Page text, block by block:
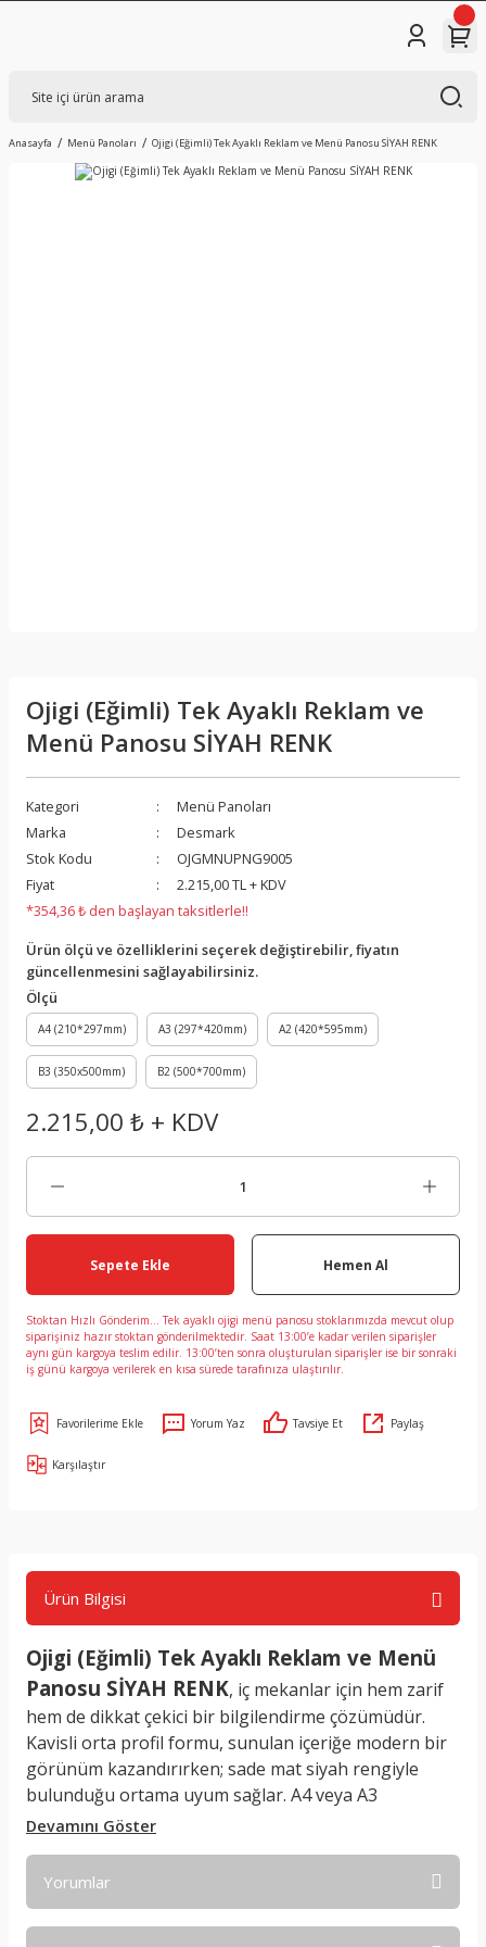
Anasayfa Menü Panoları Ojigi (Eğimli) Tek Ayaklı Reklam ve Menü Panosu SİYAH RENK
Ojigi (Eğimli) Tek Ayaklı Reklam ve
Menü Panosu SİYAH RENK
Kategori
Menü Panoları
Marka
Desmark
Stok Kodu
OJGMNUPNG9005
Fiyat
2.215,00 TL + KDV
*354,36 ₺ den başlayan taksitlerle!!
Ürün ölçü ve özelliklerini seçerek değiştirebilir, fiyatın
güncellenmesini sağlayabilirsiniz.
Ölçü
A4 (210*297mm) A3 (297*420mm) A2 (420*595mm)
B3 (350x500mm) B2 (500*700mm)
2.215,00 ₺ + KDV
Sepete Ekle Hemen Al
Stoktan Hızlı Gönderim... Tek ayaklı ojigi menü panosu stoklarımızda mevcut olup
siparişiniz hazır stoktan gönderilmektedir. Saat 13:00’e kadar verilen siparişler
aynı gün kargoya teslim edilir. 13:00’ten sonra oluşturulan siparişler ise bir sonraki
iş günü kargoya verilerek en kısa sürede tarafınıza ulaştırılır.
Yorum Yaz Tavsiye Et Paylaş
Karşılaştır
Ürün Bilgisi
Ojigi (Eğimli) Tek Ayaklı Reklam ve Menü
Panosu SİYAH RENK, iç mekanlar için hem zarif
hem de dikkat çekici bir bilgilendirme çözümüdür.
Kavisli orta profil formu, sunulan içeriğe modern bir
görünüm kazandırırken; sade mat siyah rengiyle
bulunduğu ortama uyum sağlar. A4 veya A3
boyutundaki çerçeve kısmı, açılır-kapanır sistemle
kolay ve hızlıdır.
Panonun özel aparatı, hemdikey hem yatay
Yorumlar